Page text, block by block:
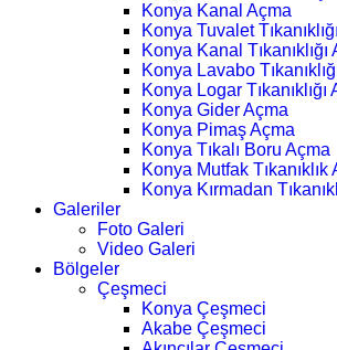
Konya Kanal Açma
Konya Tuvalet
Konya Kanal Tıkanıklığı
Konya Lavabo
Konya Logar Tıkanıklığı
Konya Gider Açma
Konya Pimaş Açma
Konya Tıkalı Boru Açma
Konya Mutfak Tıkanıklık
Konya Kırmadan
Galeriler
Foto Galeri
Video Galeri
Bölgeler
Çeşmeci
Konya Çeşmeci
Akabe Çeşmeci